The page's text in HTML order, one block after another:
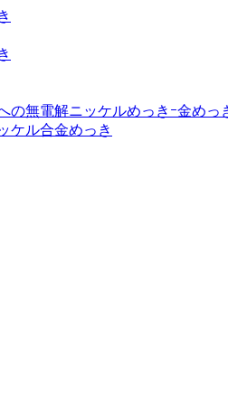
の無電解ニッケルめっきｰ金めっ
ル合金めっき